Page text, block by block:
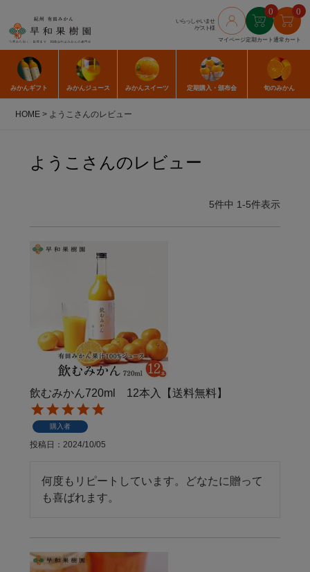
いらっしゃいませ
/ゲスト様
マイページ
0
定期カート
0
通常カート
みかんギフト みかんジュース みかんスイーツ 定期購入 ・頒布会 旬のみかん
HOME ようこさんのレビュー
ようこさんのレビュー
5件中 1-5件表示
飲むみかん720ml 12本入【送料無料】
購入者
投稿日 2024/10/05
何度もリピートしています。どなたに贈って
も喜ばれます。